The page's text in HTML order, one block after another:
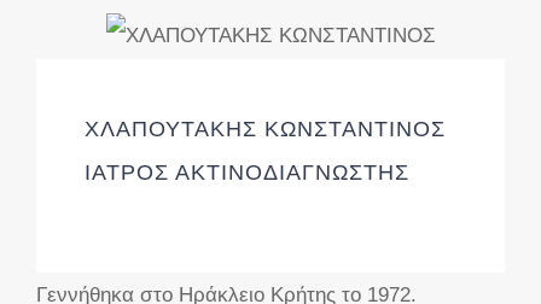
ΧΛΑΠΟΥΤΑΚΗΣ ΚΩΝΣΤΑΝΤΙΝΟΣ
ΙΑΤΡΟΣ ΑΚΤΙΝΟΔΙΑΓΝΩΣΤΗΣ
Γεννήθηκα στο Ηράκλειο Κρήτης το 1972.